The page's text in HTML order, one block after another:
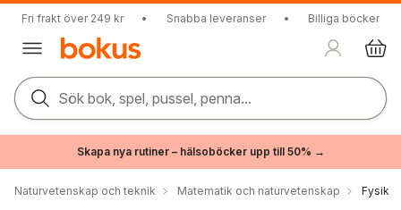
Fri frakt över 249 kr • Snabba leveranser • Billiga böcker
Sök bok, spel, pussel, penna...
Skapa nya rutiner – hälsoböcker upp till 50% →
Naturvetenskap och teknik Matematik och naturvetenskap Fysik